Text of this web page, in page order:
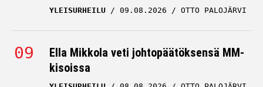
YLEISURHEILU 09.08.2026 OTTO PALOJÄRVI
Ella Mikkola veti johtopäätöksensä MM-
kisoissa